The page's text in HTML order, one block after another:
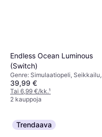
Endless Ocean Luminous
(Switch)
Genre: Simulaatiopeli, Seikkailu,
PEGI-ikärajaus: 3
39,99 €
Tai 6,99 €/kk.¹
2 kauppoja
Trendaava